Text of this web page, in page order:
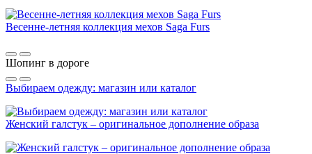
Весенне-летняя коллекция мехов Saga Furs
Шопинг в дороге
Выбираем одежду: магазин или каталог
Женский галстук – оригинальное дополнение образа